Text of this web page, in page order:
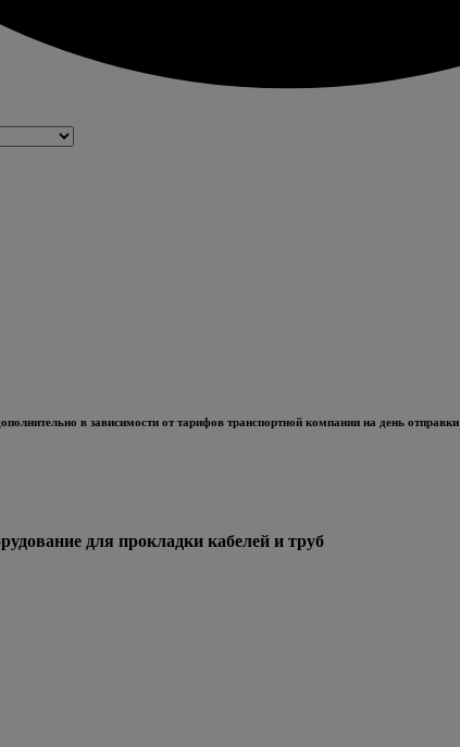
в зависимости от тарифов транспортной компании на день отправки
для прокладки кабелей и труб